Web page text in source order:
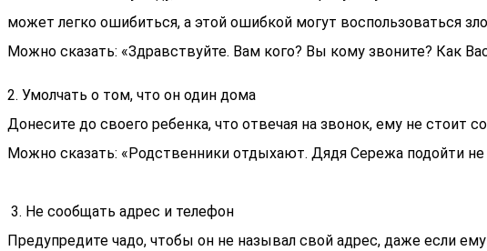
может легко ошибиться, а этой ошибкой могут воспользоваться
Можно сказать: «Здравствуйте. Вам кого? Вы кому звоните? Как
2. Умолчать о том, что он один дома
Донесите до своего ребенка, что отвечая на звонок, ему не стоит
Можно сказать: «Родственники отдыхают. Дядя Сережа подойти
3. Не сообщать адрес и телефон
Предупредите чадо, чтобы он не называл свой адрес, даже если